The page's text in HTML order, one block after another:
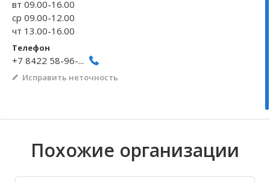
Волгоградская область
Кировоградская область
Восточно-Казахстанская область
Архангельское
вт 09.00-16.00
ср 09.00-12.00
чт 13.00-16.00
Телефон
+7 8422 58-96-...
Исправить неточность
Похожие организации